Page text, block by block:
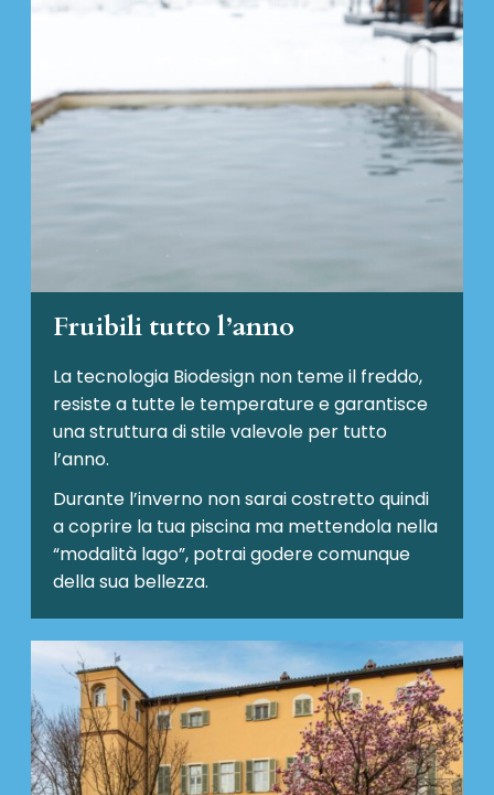
Fruibili tutto l’anno
La tecnologia Biodesign non teme il freddo,
resiste a tutte le temperature e garantisce
una struttura di stile valevole per tutto
l’anno.
Durante l’inverno non sarai costretto quindi
a coprire la tua piscina ma mettendola nella
“modalità lago”, potrai godere comunque
della sua bellezza.